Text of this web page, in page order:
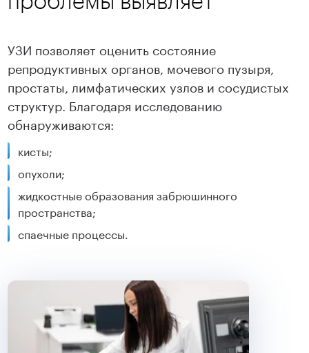
УЗИ позволяет оценить состояние
репродуктивных органов, мочевого пузыря,
простаты, лимфатических узлов и сосудистых
структур. Благодаря исследованию
обнаруживаются:
кисты;
опухоли;
жидкостные образования забрюшинного
пространства;
спаечные процессы.